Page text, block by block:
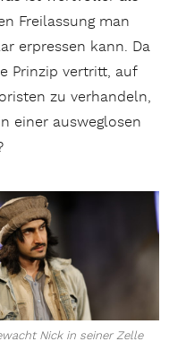
Freilassung man
erpressen kann. Da
Prinzip vertritt, auf
zu verhandeln,
einer ausweglosen
Nick in seiner Zelle